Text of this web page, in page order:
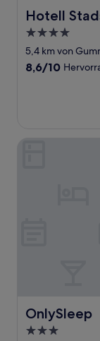
Hotell
Hotell
4.0-
Sterne-
Unterkunft
5,4 km von
8.6
8,6/10
OnlySleep
OnlySleep
3.0-